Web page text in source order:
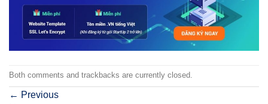
Both comments and trackbacks are currently closed.
← Previous